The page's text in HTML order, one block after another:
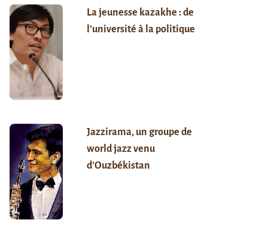
La jeunesse kazakhe : de
l’université à la politique
Jazzirama, un groupe de
world jazz venu
d’Ouzbékistan